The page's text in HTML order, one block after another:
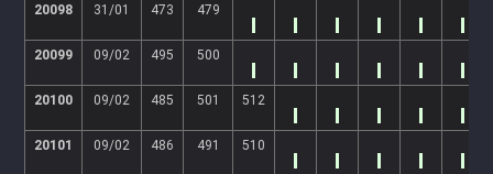
20098 31/01 473 479
20099 09/02 495 500
20100 09/02 485 501 512
20101 09/02 486 491 510